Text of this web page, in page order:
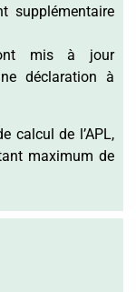
supplémentaire
mis à jour
déclaration à
calcul de l’APL,
maximum de